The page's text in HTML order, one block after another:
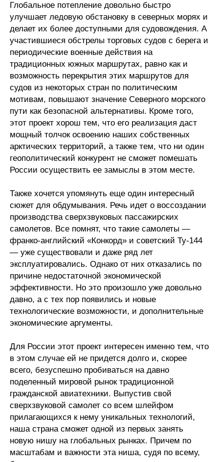
Глобальное потепление довольно быстро
улучшает ледовую обстановку в северных морях и
делает их более доступными для судовождения. А
участившиеся обстрелы торговых судов с берега и
периодические военные действия на
традиционных южных маршрутах, равно как и
возможность перекрытия этих маршрутов для
судов из некоторых стран по политическим
мотивам, повышают значение Северного морского
пути как безопасной альтернативы. Кроме того,
этот проект хорош тем, что его реализация даст
мощный толчок освоению наших собственных
арктических территорий, а также тем, что ни один
геополитический конкурент не сможет помешать
России осуществить ее замыслы в этом месте.
Также хочется упомянуть еще один интересный
сюжет для обдумывания. Речь идет о воссоздании
производства сверхзвуковых пассажирских
самолетов. Все помнят, что такие самолеты —
франко-английский «Конкорд» и советский Ту-144
— уже существовали и даже ряд лет
эксплуатировались. Однако от них отказались по
причине недостаточной экономической
эффективности. Но это произошло уже довольно
давно, а с тех пор появились и новые
технологические возможности, и дополнительные
экономические аргументы.
Для России этот проект интересен именно тем, что
в этом случае ей не придется долго и, скорее
всего, безуспешно пробиваться на давно
поделенный мировой рынок традиционной
гражданской авиатехники. Выпустив свой
сверхзвуковой самолет со всем шлейфом
прилагающихся к нему уникальных технологий,
наша страна сможет одной из первых занять
новую нишу на глобальных рынках. Причем по
масштабам и важности эта ниша, судя по всему,